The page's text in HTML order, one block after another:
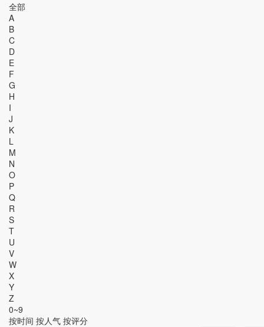
全部
A
B
C
D
E
F
G
H
I
J
K
L
M
N
O
P
Q
R
S
T
U
V
W
X
Y
Z
0~9
按时间 按人气 按评分